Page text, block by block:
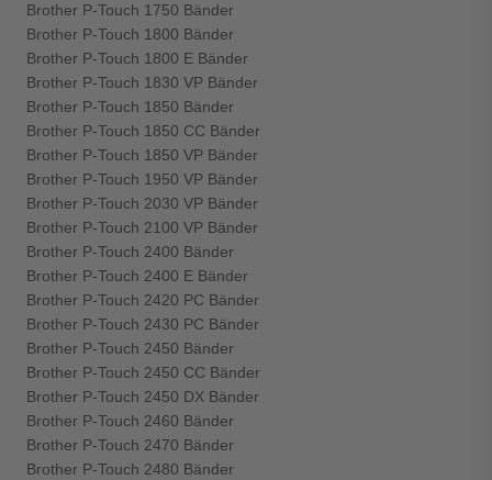
Brother P-Touch 1750 Bänder
Brother P-Touch 1800 Bänder
Brother P-Touch 1800 E Bänder
Brother P-Touch 1830 VP Bänder
Brother P-Touch 1850 Bänder
Brother P-Touch 1850 CC Bänder
Brother P-Touch 1850 VP Bänder
Brother P-Touch 1950 VP Bänder
Brother P-Touch 2030 VP Bänder
Brother P-Touch 2100 VP Bänder
Brother P-Touch 2400 Bänder
Brother P-Touch 2400 E Bänder
Brother P-Touch 2420 PC Bänder
Brother P-Touch 2430 PC Bänder
Brother P-Touch 2450 Bänder
Brother P-Touch 2450 CC Bänder
Brother P-Touch 2450 DX Bänder
Brother P-Touch 2460 Bänder
Brother P-Touch 2470 Bänder
Brother P-Touch 2480 Bänder